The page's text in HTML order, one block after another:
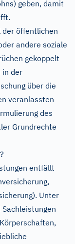
geben, damit
öffentlichen
andere soziale
gekoppelt
in der
über die
veranlassten
des
Grundrechte
entfällt
Unter